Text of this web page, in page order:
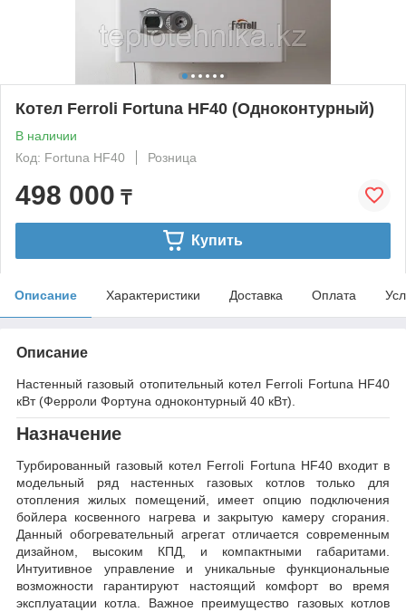
Котел Ferroli Fortuna HF40 (Одноконтурный)
В наличии
Код: Fortuna HF40
Розница
498 000 ₸
Купить
Описание Характеристики Доставка Оплата
Описание
Настенный газовый отопительный котел Ferroli Fortuna HF40
кВт (Ферроли Фортуна одноконтурный 40 кВт).
Назначение
Турбированный газовый котел Ferroli Fortuna HF40 входит в
модельный ряд настенных газовых котлов только для
отопления жилых помещений, имеет опцию подключения
бойлера косвенного нагрева и закрытую камеру сгорания.
Данный обогревательный агрегат отличается современным
дизайном, высоким КПД, и компактными габаритами.
Интуитивное управление и уникальные функциональные
возможности гарантируют настоящий комфорт во время
эксплуатации котла. Важное преимущество газовых котлов